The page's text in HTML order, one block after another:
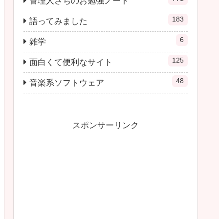
語ってみました 183
雑学 6
面白くて便利なサイト 125
音楽系ソフトウェア 48
スポンサーリンク